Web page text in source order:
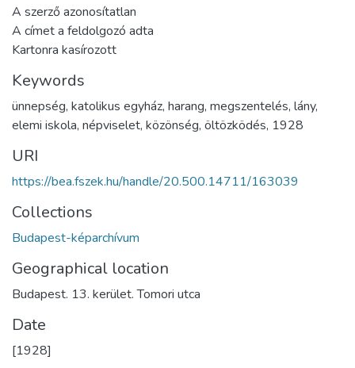
A szerző azonosítatlan
A címet a feldolgozó adta
Kartonra kasírozott
Keywords
ünnepség, katolikus egyház, harang, megszentelés, lány,
elemi iskola, népviselet, közönség, öltözködés, 1928
URI
https://bea.fszek.hu/handle/20.500.14711/163039
Collections
Budapest-képarchívum
Geographical location
Budapest. 13. kerület. Tomori utca
Date
[1928]